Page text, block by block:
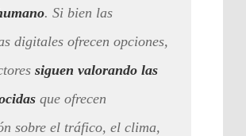
. Si bien las
digitales ofrecen opciones,
siguen valorando las
que ofrecen
sobre el tráfico, el clima,